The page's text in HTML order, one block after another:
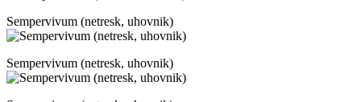
Sempervivum (netresk, uhovnik)
Sempervivum (netresk, uhovnik)